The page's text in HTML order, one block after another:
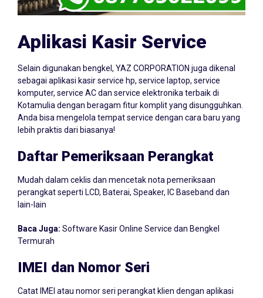
Aplikasi Kasir Service
Selain digunakan bengkel, YAZ CORPORATION juga dikenal
sebagai aplikasi kasir service hp, service laptop, service
komputer, service AC dan service elektronika terbaik di
Kotamulia dengan beragam fitur komplit yang disungguhkan.
Anda bisa mengelola tempat service dengan cara baru yang
lebih praktis dari biasanya!
Daftar Pemeriksaan Perangkat
Mudah dalam ceklis dan mencetak nota pemeriksaan
perangkat seperti LCD, Baterai, Speaker, IC Baseband dan
lain-lain
Baca Juga: Software Kasir Online Service dan Bengkel
Termurah
IMEI dan Nomor Seri
Catat IMEI atau nomor seri perangkat klien dengan aplikasi